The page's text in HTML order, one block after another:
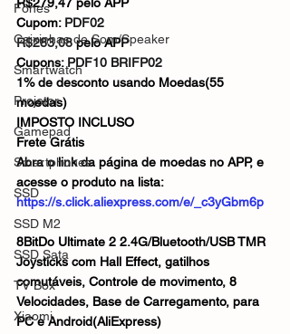
Fones
Caixinhas de Som/Speaker
Smartwatch
Projetor
Gamepad
Smartphones
SSD
SSD M2
SSD Sata
TV Box
Xiaomi
Cupom: PDF02
R$283,08 pelo APP
Cupons: PDF10 BRIFP02
1% de desconto usando Moedas(55
moedas)
IMPOSTO INCLUSO
Frete Grátis
Abra o link da página de moedas no APP, e
acesse o produto na lista:
https://s.click.aliexpress.com/e/_c3yGbm6p
8BitDo Ultimate 2 2.4G/Bluetooth/USB TMR
Joysticks com Hall Effect, gatilhos
comutáveis, Controle de movimento, 8
Velocidades, Base de Carregamento, para
PC e Android(AliExpress)